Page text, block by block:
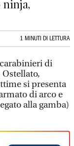
1 MINUTI DI LETTURA
di
si presenta
di arco e
alla gamba)